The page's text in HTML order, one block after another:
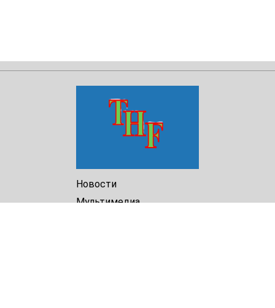
Новости
Мультимедиа